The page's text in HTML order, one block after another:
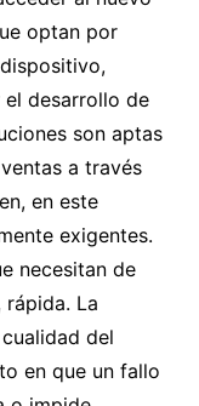
optan por
desarrollo de
son aptas
a través
en este
exigentes.
necesitan de
La
del
en que un fallo